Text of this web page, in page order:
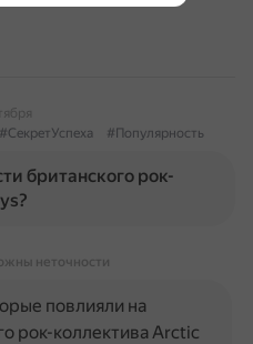
#СекретУспеха #Популярность
британского рок-
неточности
повлияли на
рок-коллектива Arctic